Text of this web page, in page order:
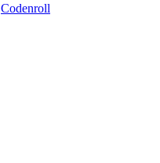
Codenroll